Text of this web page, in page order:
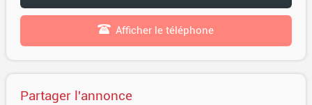
Afficher le téléphone
Partager l'annonce